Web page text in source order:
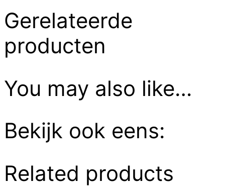
Gerelateerde
producten
You may also like…
Bekijk ook eens:
Related products